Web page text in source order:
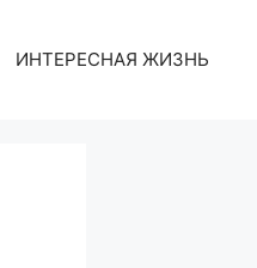
ИНТЕРЕСНАЯ ЖИЗНЬ